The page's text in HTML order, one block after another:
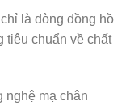
là dòng đồng hồ
tiêu chuẩn về chất
nghệ mạ chân